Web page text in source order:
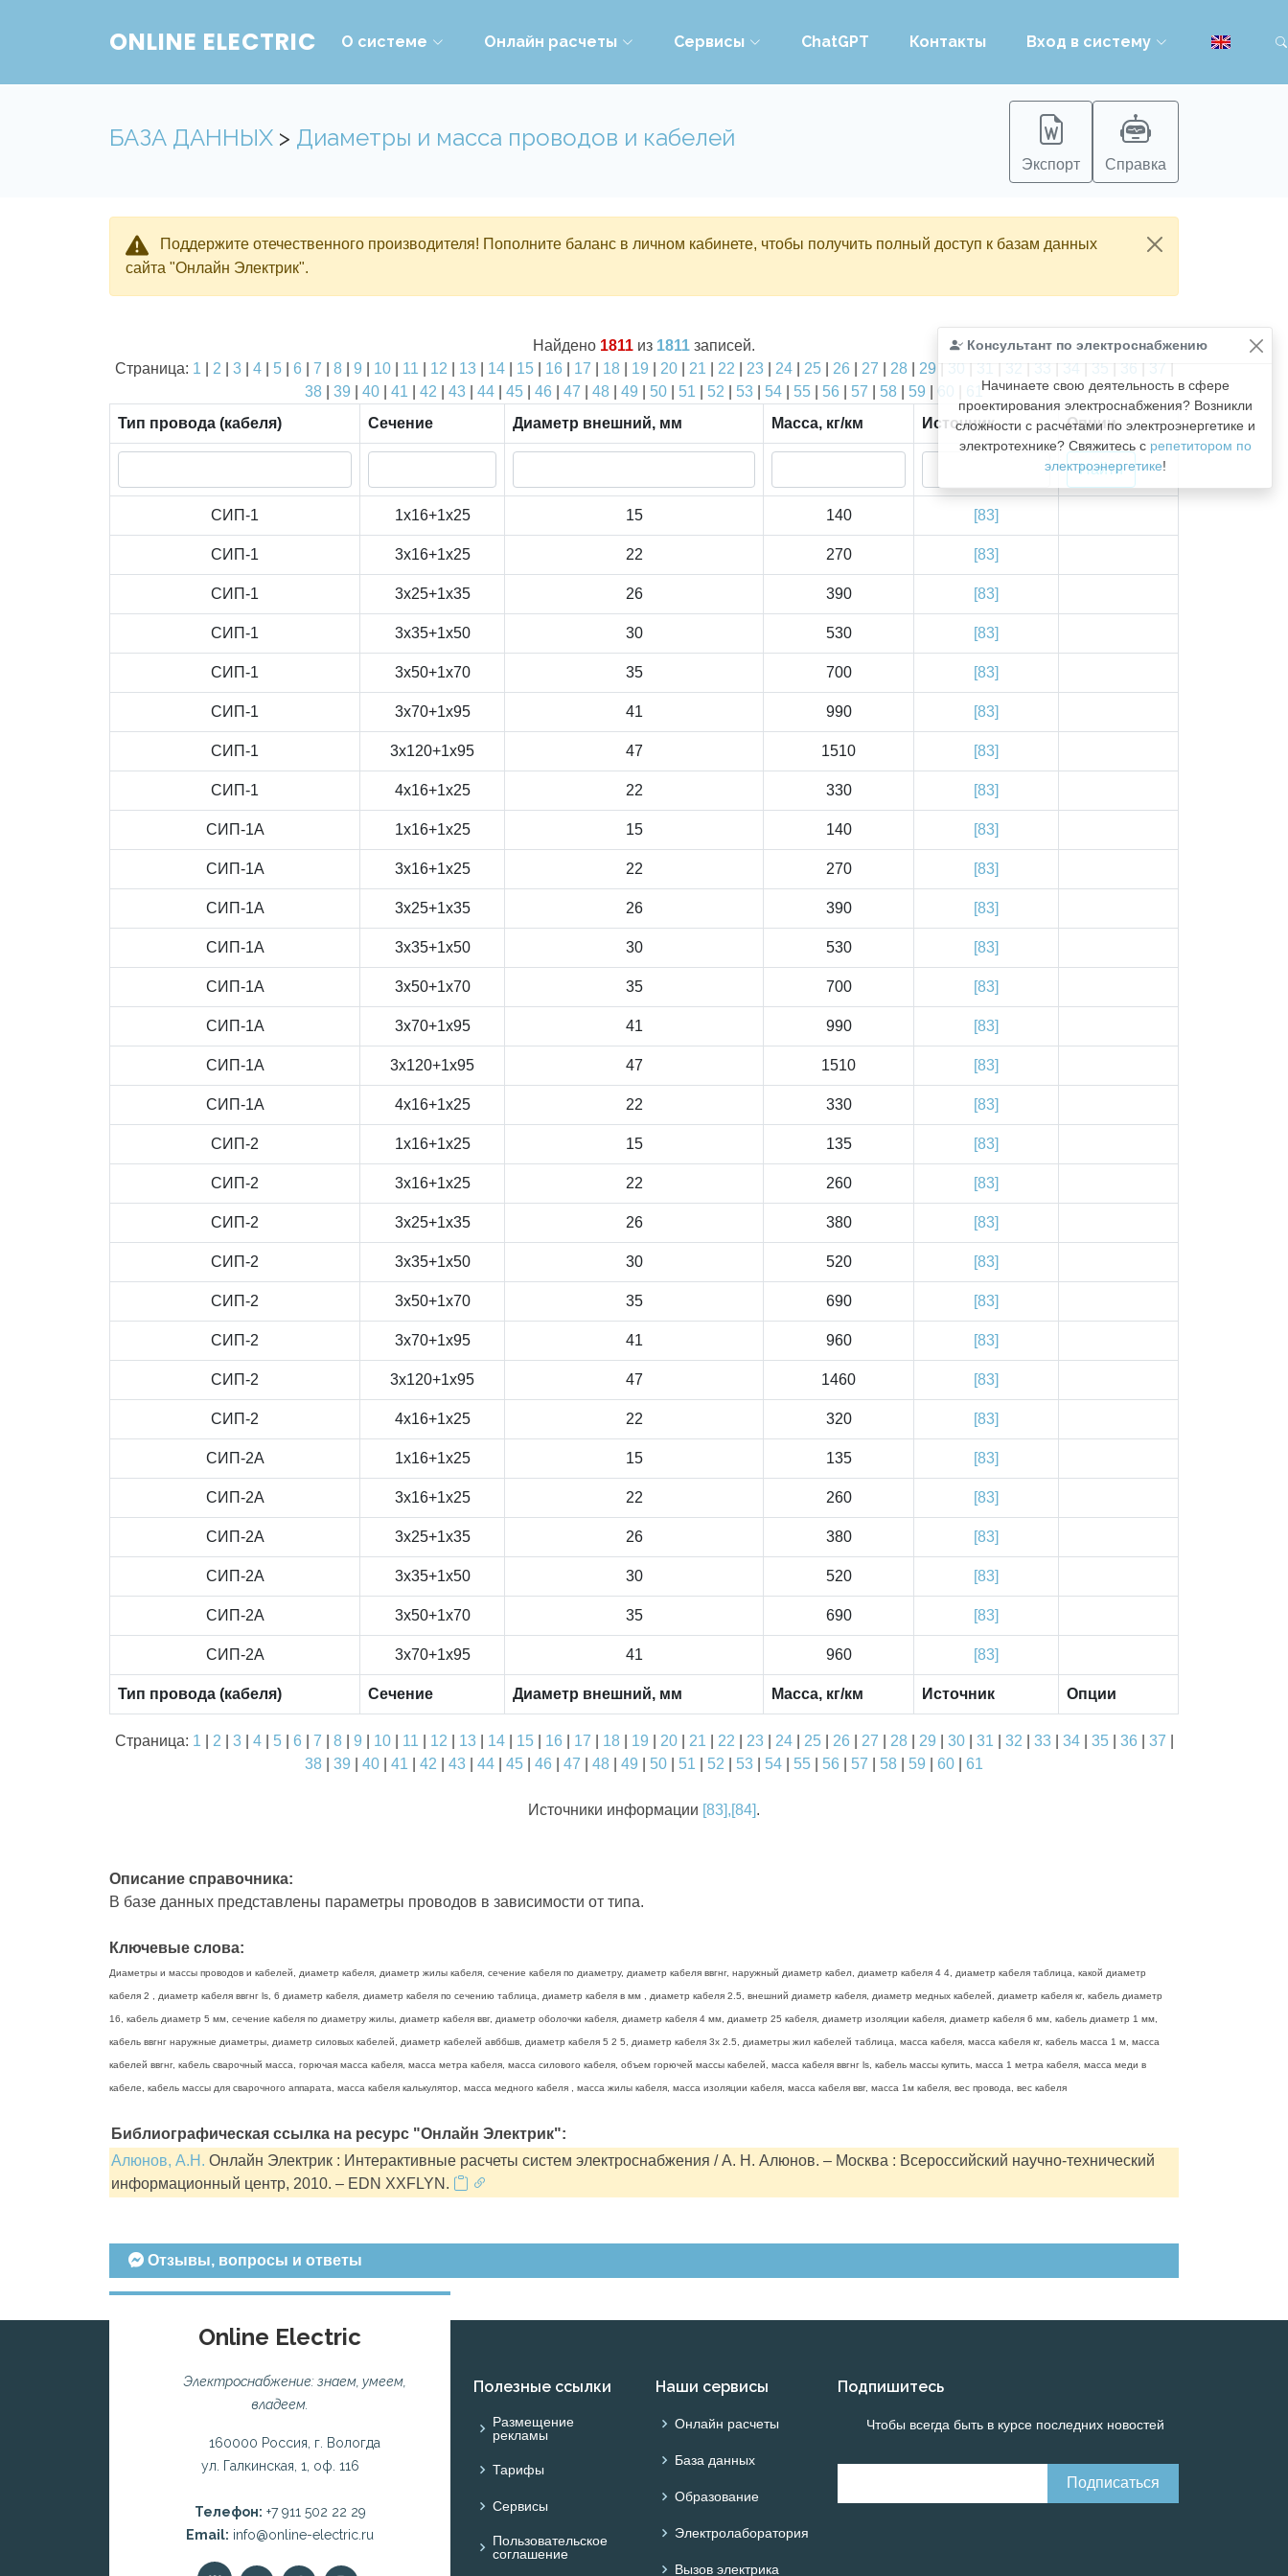
ONLINE ELECTRIC О системе Онлайн расчеты Сервисы ChatGPT Контакты Вход в систему
БАЗА ДАННЫХ > Диаметры и масса проводов и кабелей
Экспорт Справка
Поддержите отечественного производителя! Пополните баланс в личном кабинете, чтобы получить полный доступ к базам данных
сайта "Онлайн Электрик".
Консультант по электроснабжению
Начинаете свою деятельность в сфере
проектирования электроснабжения? Возникли
сложности с расчетами по электроэнергетике и
электротехнике? Свяжитесь с репетитором по
электроэнергетике!
Найдено 1811 из 1811 записей.
Страница: 1 2 3| 4| 5| 6 7 8| 9 10| 11 12 13| 14| 15| 16 17 18| 19 20| 21 22 23| 24| 25| 26 27 28| 29 | 30 | 31 | 32 | 33 | 34 | 35 | 36 | 37 |
38
39 40 41 42 43 44 45 46 47 48 49 50 51 52 53 54 55 56 57 58 59 60
61
Тип провода (кабеля)
Сечение Диаметр внешний, мм Масса, кг/км Источник Опции
СИП-1 1x16+1x25 15 140 [83]
СИП-1 3x16+1x25 22 270 [83]
СИП-1 3x25+1x35 26 390 [83]
СИП-1 3x35+1x50 30 530 [83]
СИП-1 3x50+1x70 35 700 [83]
СИП-1 3x70+1x95 41 990 [83]
СИП-1 3x120+1x95 47 1510 [83]
СИП-1 4x16+1x25 22 330 [83]
СИП-1А 1x16+1x25 15 140 [83]
СИП-1А 3x16+1x25 22 270 [83]
СИП-1А 3x25+1x35 26 390 [83]
СИП-1А 3x35+1x50 30 530 [83]
СИП-1А 3x50+1x70 35 700 [83]
СИП-1А 3x70+1x95 41 990 [83]
СИП-1А 3x120+1x95 47 1510 [83]
СИП-1А 4x16+1x25 22 330 [83]
СИП-2 1x16+1x25 15 135 [83]
СИП-2 3x16+1x25 22 260 [83]
СИП-2 3x25+1x35 26 380 [83]
СИП-2 3x35+1x50 30 520 [83]
СИП-2 3x50+1x70 35 690 [83]
СИП-2 3x70+1x95 41 960 [83]
СИП-2 3x120+1x95 47 1460 [83]
СИП-2 4x16+1x25 22 320 [83]
СИП-2А 1x16+1x25 15 135 [83]
СИП-2А 3x16+1x25 22 260 [83]
СИП-2А 3x25+1x35 26 380 [83]
СИП-2А 3x35+1x50 30 520 [83]
СИП-2А 3x50+1x70 35 690 [83]
СИП-2А 3x70+1x95 41 960 [83]
Тип провода (кабеля) Сечение Диаметр внешний, мм Масса, кг/км Источник Опции
Страница: 1 2 3| 4| 5| 6 7 8| 9 10| 11 12 13| 14| 15| 16 17 18| 19 20| 21 22 23| 24| 25| 26 27 28| 29 30| 31 32 33| 34| 35| 36 37
38
39 40 41 42 43 44 45 46 47 48 49 50 51 52 53 54 55 56 57 58 59 60 61
Источники информации [83],[84].
Описание справочника:
В базе данных представлены параметры проводов в зависимости от типа.
Ключевые слова:
Диаметры и массы проводов и кабелей, диаметр кабеля, диаметр жилы кабеля, сечение кабеля по диаметру, диаметр кабеля ввгнг, наружный диаметр кабел, диаметр кабеля 4 4, диаметр кабеля таблица, какой диаметр
кабеля 2 , диаметр кабеля ввгнг ls, 6 диаметр кабеля, диаметр кабеля по сечению таблица, диаметр кабеля в мм , диаметр кабеля 2.5, внешний диаметр кабеля, диаметр медных кабелей, диаметр кабеля кг, кабель диаметр
16, кабель диаметр 5 мм, сечение кабеля по диаметру жилы, диаметр кабеля ввг, диаметр оболочки кабеля, диаметр кабеля 4 мм, диаметр 25 кабеля, диаметр изоляции кабеля, диаметр кабеля 6 мм, кабель диаметр 1 мм,
кабель ввгнг наружные диаметры, диаметр силовых кабелей, диаметр кабелей авббшв, диаметр кабеля 5 2 5, диаметр кабеля 3х 2.5, диаметры жил кабелей таблица, масса кабеля, масса кабеля кг, кабель масса 1 м, масса
кабелей ввгнг, кабель сварочный масса, горючая масса кабеля, масса метра кабеля, масса силового кабеля, объем горючей массы кабелей, масса кабеля ввгнг ls, кабель массы купить, масса 1 метра кабеля, масса меди в
кабеле, кабель массы для сварочного аппарата, масса кабеля калькулятор, масса медного кабеля , масса жилы кабеля, масса изоляции кабеля, масса кабеля ввг, масса 1м кабеля, вес провода, вес кабеля
Библиографическая ссылка на ресурс "Онлайн Электрик":
Алюнов, А.Н. Онлайн Электрик : Интерактивные расчеты систем электроснабжения / А. Н. Алюнов. – Москва : Всероссийский научно-технический
информационный центр, 2010. – EDN XXFLYN.
Отзывы, вопросы и ответы
Online Electric
Электроснабжение: знаем, умеем,
владеем.
160000 Россия, г. Вологда
ул. Галкинская, 1, оф. 116
Телефон: +7 911 502 22 29
Email: info@online-electric.ru
Полезные ссылки
Размещение
рекламы
Тарифы
Сервисы
Пользовательское
соглашение
Наши сервисы
Онлайн расчеты
База данных
Образование
Электролаборатория
Вызов электрика
Подпишитесь
Чтобы всегда быть в курсе последних новостей